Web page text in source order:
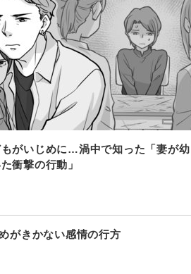
がいじめに…渦中で知った「妻が幼
衝撃の行動」
がきかない感情の行方